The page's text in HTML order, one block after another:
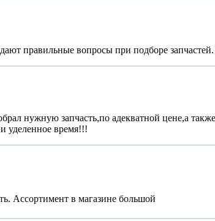
правильные вопросы при подборе
нужную запчасть,по адекватной цене,а
уделенное время!!!
Ассортимент в магазине большой